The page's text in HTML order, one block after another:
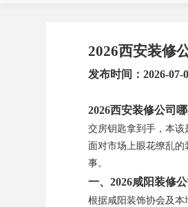
2026西安装修
发布时间：2026-07-
2026西安装修公司
交房钥匙拿到手，本该
面对市场上眼花缭乱
事。
一、2026咸阳装修
根据咸阳装饰协会及本